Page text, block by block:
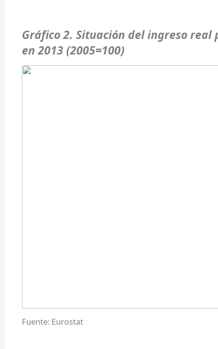
Gráfico 2. Situación del ingreso
en 2013 (2005=100)
Fuente: Eurostat